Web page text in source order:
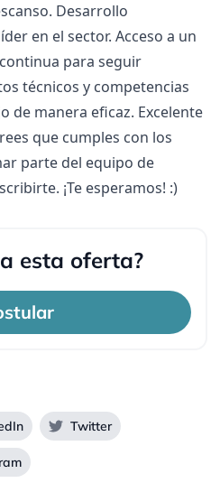
Desarrollo
en el sector. Acceso a un
para seguir
técnicos y competencias
de manera eficaz. Excelente
que cumples con los
parte del equipo de
¡Te esperamos! :)
esta oferta?
Twitter